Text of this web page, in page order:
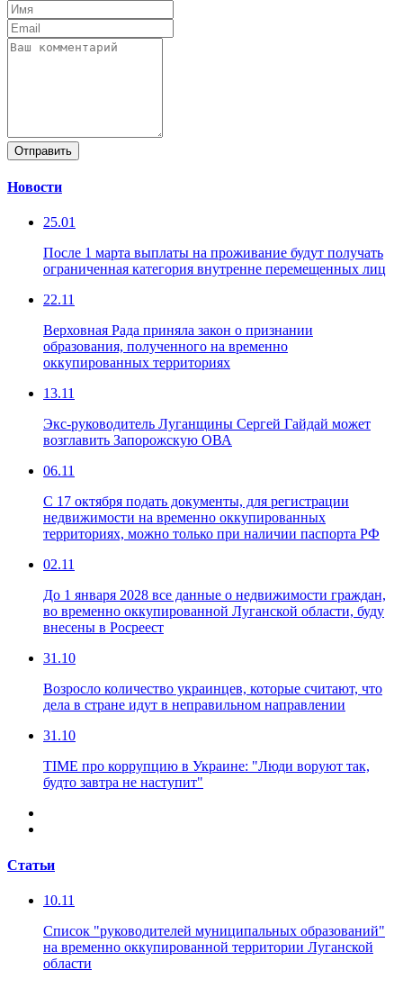
Отправить
Новости
25.01
После 1 марта выплаты на проживание будут получать
ограниченная категория внутренне перемещенных лиц
22.11
Верховная Рада приняла закон о признании
образования, полученного на временно
оккупированных территориях
13.11
Экс-руководитель Луганщины Сергей Гайдай может
возглавить Запорожскую ОВА
06.11
С 17 октября подать документы, для регистрации
недвижимости на временно оккупированных
территориях, можно только при наличии паспорта РФ
02.11
До 1 января 2028 все данные о недвижимости граждан,
во временно оккупированной Луганской области, буду
внесены в Росреест
31.10
Возросло количество украинцев, которые считают, что
дела в стране идут в неправильном направлении
31.10
TIME про коррупцию в Украине: "Люди воруют так,
будто завтра не наступит"
Статьи
10.11
Список "руководителей муниципальных образований"
на временно оккупированной территории Луганской
области